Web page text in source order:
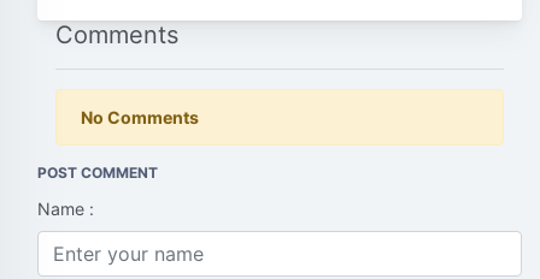
Comments
No Comments
POST COMMENT
Name :